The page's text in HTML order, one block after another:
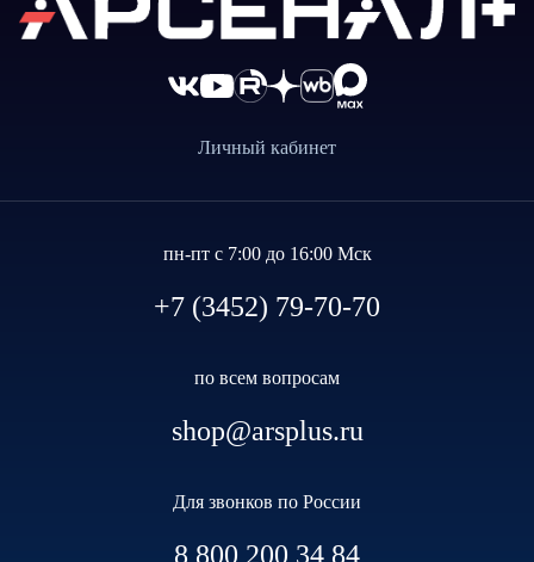
Личный кабинет
пн-пт с 7:00 до 16:00 Мск
+7 (3452) 79-70-70
по всем вопросам
shop@arsplus.ru
Для звонков по России
8 800 200 34 84